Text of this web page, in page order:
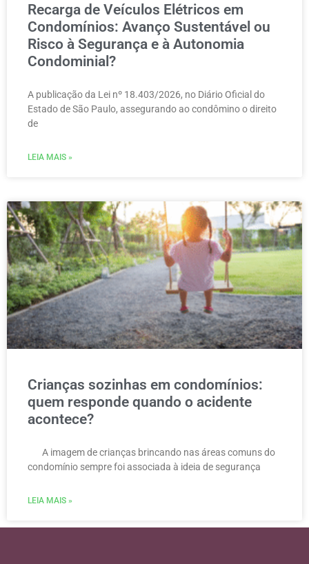
Recarga de Veículos Elétricos em
Condomínios: Avanço Sustentável ou
Risco à Segurança e à Autonomia
Condominial?
A publicação da Lei nº 18.403/2026, no Diário Oficial do
Estado de São Paulo, assegurando ao condômino o direito
de
LEIA MAIS »
Crianças sozinhas em condomínios:
quem responde quando o acidente
acontece?
A imagem de crianças brincando nas áreas comuns do
condomínio sempre foi associada à ideia de segurança
LEIA MAIS »